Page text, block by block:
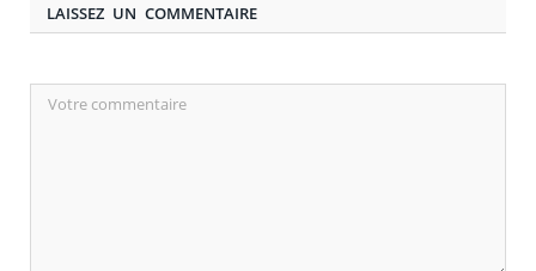
LAISSEZ UN COMMENTAIRE